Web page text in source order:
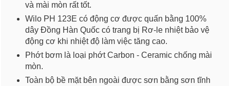
và mài mòn rất tốt.
Wilo PH 123E có động cơ được quấn bằng 100%
dây Đồng Hàn Quốc có trang bị Rơ-le nhiệt bảo vệ
động cơ khi nhiệt độ làm việc tăng cao.
Phớt bơm là loại phớt Carbon - Ceramic chống mài
mòn.
Toàn bộ bề mặt bên ngoài được sơn bằng sơn tĩnh